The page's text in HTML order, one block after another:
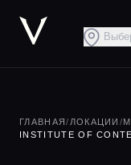
ГЛАВНАЯ/ ЛОКАЦИИ /
INSTITUTE OF